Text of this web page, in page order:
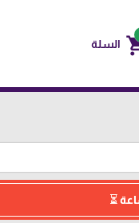
السلة